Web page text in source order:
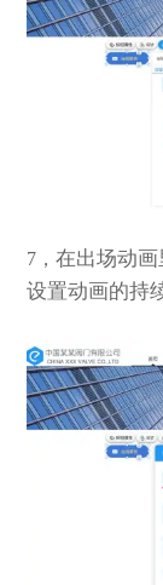
7， 在出场动
设置动画的持